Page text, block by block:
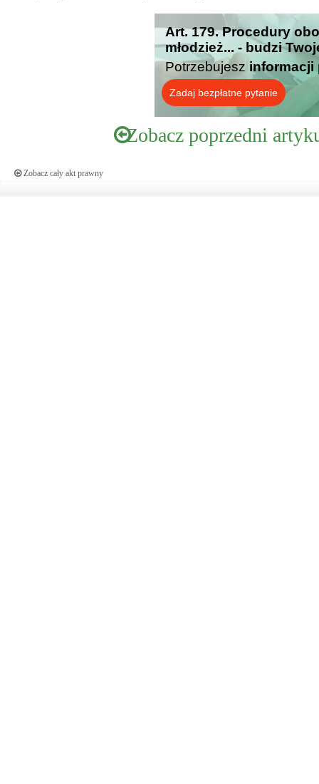
Art. 179. Procedury
młodzież... - budzi
Potrzebujesz informacji
Zadaj bezpłatne pytanie
Zobacz poprzedni
Zobacz cały akt prawny